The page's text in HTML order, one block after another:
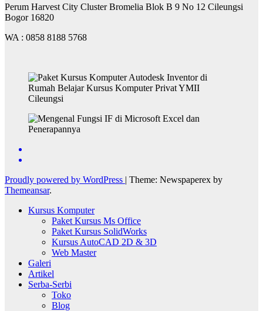
Perum Harvest City Cluster Bromelia Blok B 9 No 12 Cileungsi
Bogor 16820
WA : 0858 8188 5768
Proudly powered by WordPress | Theme: Newspaperex by
Themeansar.
Kursus Komputer
Paket Kursus Ms Office
Paket Kursus SolidWorks
Kursus AutoCAD 2D & 3D
Web Master
Galeri
Artikel
Serba-Serbi
Toko
Blog